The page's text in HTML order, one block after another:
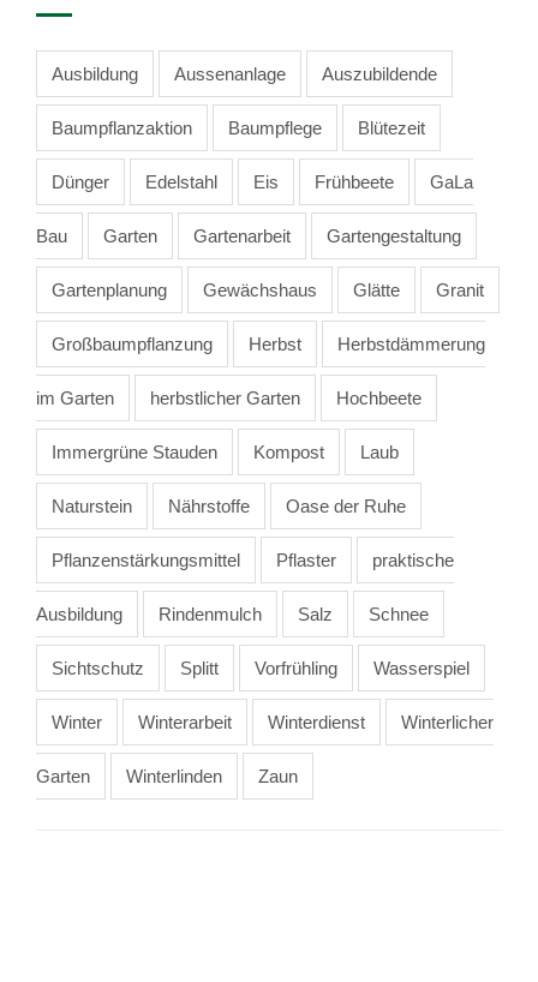
Ausbildung Aussenanlage Auszubildende
Baumpflanzaktion Baumpflege Blütezeit
Dünger Edelstahl Eis Frühbeete GaLa
Bau Garten Gartenarbeit Gartengestaltung
Gartenplanung Gewächshaus Glätte Granit
Großbaumpflanzung Herbst Herbstdämmerung
im Garten herbstlicher Garten Hochbeete
Immergrüne Stauden Kompost Laub
Naturstein Nährstoffe Oase der Ruhe
Pflanzenstärkungsmittel Pflaster praktische
Ausbildung Rindenmulch Salz Schnee
Sichtschutz Splitt Vorfrühling Wasserspiel
Winter Winterarbeit Winterdienst Winterlicher
Garten Winterlinden Zaun